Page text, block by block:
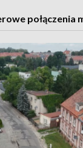
połączenia